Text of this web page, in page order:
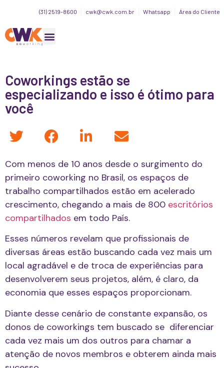
(31) 2519-8600 cwk@cwk.com.br Whatsapp Área do Cliente
Coworkings estão se
especializando e isso é ótimo para
você
Com menos de 10 anos desde o surgimento do
primeiro coworking no Brasil, os espaços de
trabalho compartilhados estão em acelerado
crescimento, chegando a mais de 800 escritórios
compartilhados em todo País.
Esses números revelam que profissionais de
diversas áreas estão buscando cada vez mais um
local agradável e de troca de experiências para
desenvolverem seus projetos, além, é claro, da
economia que esses espaços proporcionam.
Diante desse cenário de constante expansão, os
donos de coworkings tem buscado se diferenciar
cada vez mais um dos outros para chamar a
atenção de novos membros e obterem ainda mais